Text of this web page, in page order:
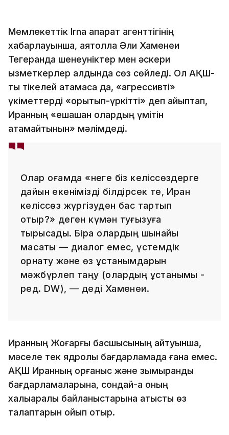
Мемлекеттік Irna ақпарат агенттігінің
хабарлауынша, аятолла Әли Хаменеи
Тегеранда шенеуніктер мен әскери
қызметкерлер алдында сөз сөйледі. Ол АҚШ-
ты тікелей атамаса да, «агрессивті»
үкіметтерді «қорқытып-үркітті» деп айыптап,
Иранның «ешқашан олардың үмітін
ақтамайтынын» мәлімдеді.
Олар қоғамда «неге біз келіссөздерге
дайын екенімізді білдірсек те, Иран
келіссөз жүргізуден бас тартып
отыр?» деген күмән туғызуға
тырысады. Бірақ олардың шынайы
мақсаты — диалог емес, үстемдік
орнату және өз ұстанымдарын
мәжбүрлеп таңу (олардың ұстанымы -
ред. DW), — деді Хаменеи.
Иранның Жоғарғы басшысының айтуынша,
мәселе тек ядролық бағдарламада ғана емес.
АҚШ Иранның қорғаныс және зымырандық
бағдарламаларына, сондай-ақ оның
халықаралық байланыстарына қатысты өз
талаптарын қойып отыр.